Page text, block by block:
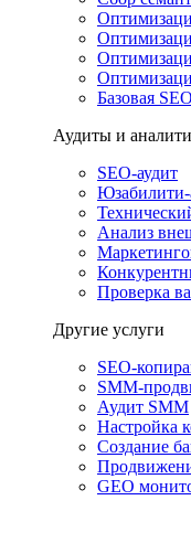
Базовая
Аудиты и
SEO-аудит
Юзабилити-
Анализ
Проверка
Другие услуги
SEO-
SMM-
Аудит SMM
Настройка
Создание
GEO